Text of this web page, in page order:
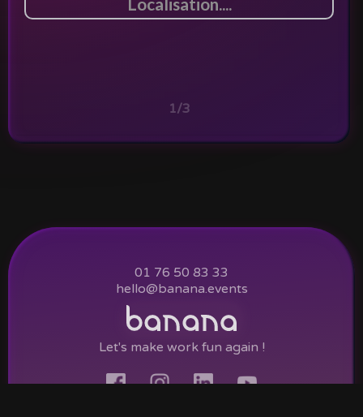
1/3
01 76 50 83 33
hello@banana.events
Let's make work fun again !